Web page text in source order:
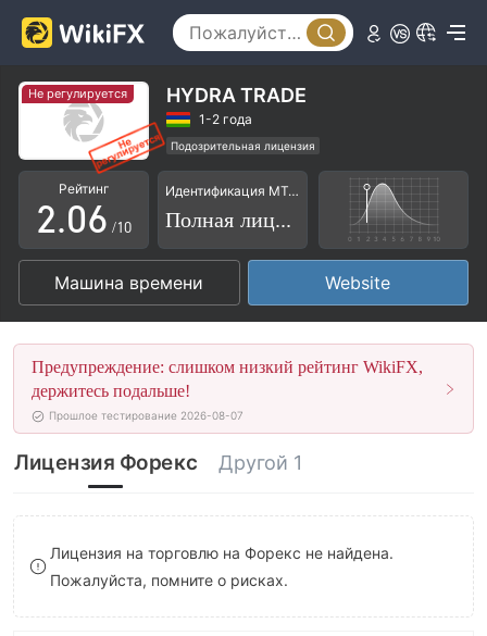
Не регулируется HYDRA TRADE
1-2 года
Подозрительная лицензия
Основной стандарт MT5
Высокие потенциальные риски
Рейтинг
1
2
3
4
5
6
7
8
9
.0
1
2
3
4
5
6
7
8
9
2
3
4
5
6
7
8
9
/10
Идентификация MT4/5
Полная лицензия
Машина времени Website
Предупреждение: слишком низкий рейтинг WikiFX,
держитесь подальше!
Прошлое тестирование 2026-08-07
Лицензия Форекс Другой 1
Лицензия на торговлю на Форекс не найдена.
Пожалуйста, помните о рисках.